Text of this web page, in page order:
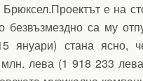
е на
безвъзмездно са му
януари) стана ясно,
млн. лева (1 918 233